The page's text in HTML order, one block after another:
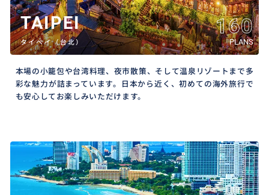
TAIPEI
タイペイ（台北）
160
PLANS
本場の小籠包や台湾料理、夜市散策、そして温泉リゾートまで多
彩な魅力が詰まっています。日本から近く、初めての海外旅行で
も安心してお楽しみいただけます。